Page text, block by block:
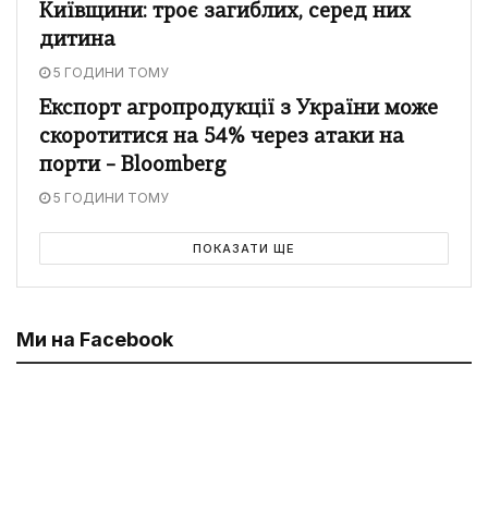
Київщини: троє загиблих, серед них
дитина
5 ГОДИНИ ТОМУ
Експорт агропродукції з України може
скоротитися на 54% через атаки на
порти – Bloomberg
5 ГОДИНИ ТОМУ
ПОКАЗАТИ ЩЕ
Ми на Facebook